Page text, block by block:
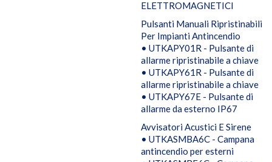
ELETTROMAGNETICI
Pulsanti Manuali Ripristinabili
Per Impianti Antincendio
• UTKAPY01R - Pulsante di
allarme ripristinabile a chiave
• UTKAPY61R - Pulsante di
allarme ripristinabile a chiave
• UTKAPY67E - Pulsante di
allarme da esterno IP67
Avvisatori Acustici E Sirene
• UTKASMBA6C - Campana
antincendio per esterni